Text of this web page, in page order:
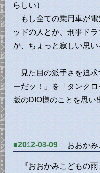
らしい）
もし全ての乗用車が電
ッドの人とか、刑事ド
が、ちょっと寂しい思い
見た目の派手さを追求
ーだッ！」を「タンク
版のDIO様のことを思い
■2012-08-09 おおかみ
『おおかみこどもの雨